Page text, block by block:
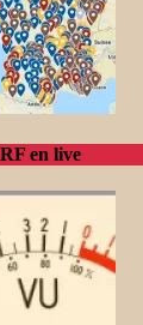
en live